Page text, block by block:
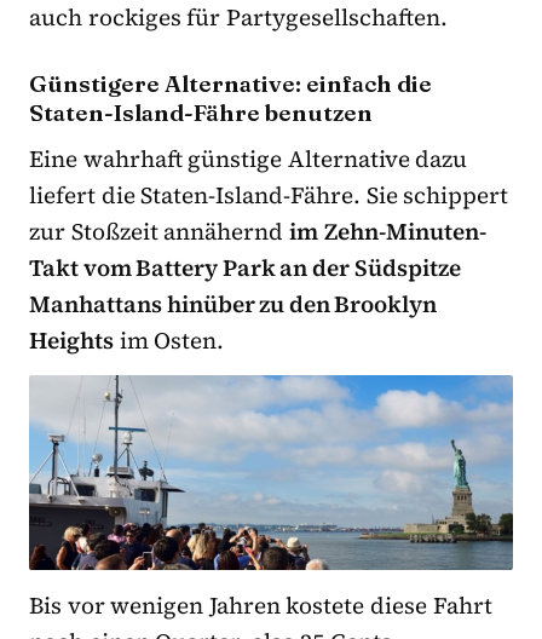
auch rockiges für Partygesellschaften.
Günstigere Alternative: einfach die
Staten-Island-Fähre benutzen
Eine wahrhaft günstige Alternative dazu
liefert die Staten-Island-Fähre. Sie schippert
zur Stoßzeit annähernd imZehn-Minuten-
Takt vom Battery Park an der Südspitze
Manhattans hinüber zu den Brooklyn
Heightsim Osten.
Bis vor wenigen Jahren kostete diese Fahrt